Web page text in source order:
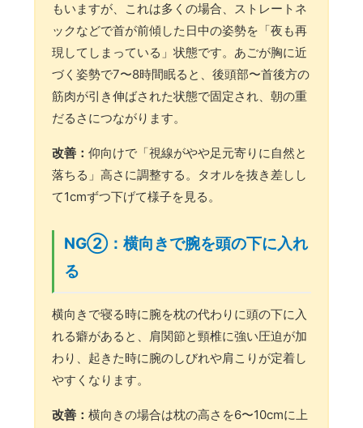
もいますが、これは多くの場合、ストレートネ
ックなどで首が前傾した日中の姿勢を「夜も再
現してしまっている」状態です。あごが胸に近
づく姿勢で7〜8時間眠ると、後頭部〜首後方の
筋肉が引き伸ばされた状態で固定され、朝の重
だるさにつながります。
改善：仰向けで「視線がやや足元寄りに自然と
落ちる」高さに調整する。タオルを抜き差しし
て1cmずつ下げて様子を見る。
NG②：横向きで腕を頭の下に入れ
る
横向きで寝る時に腕を枕の代わりに頭の下に入
れる癖があると、肩関節と頸椎に強い圧迫が加
わり、起きた時に腕のしびれや肩こりが定着し
やすくなります。
改善：横向きの場合は枕の高さを6〜10cmに上